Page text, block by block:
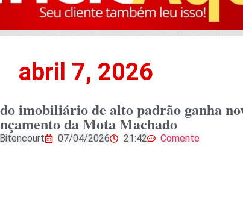
abril 7, 2026
imobiliário de alto padrão ganha
da Mota Machado
07/04/2026 21:42 Comente